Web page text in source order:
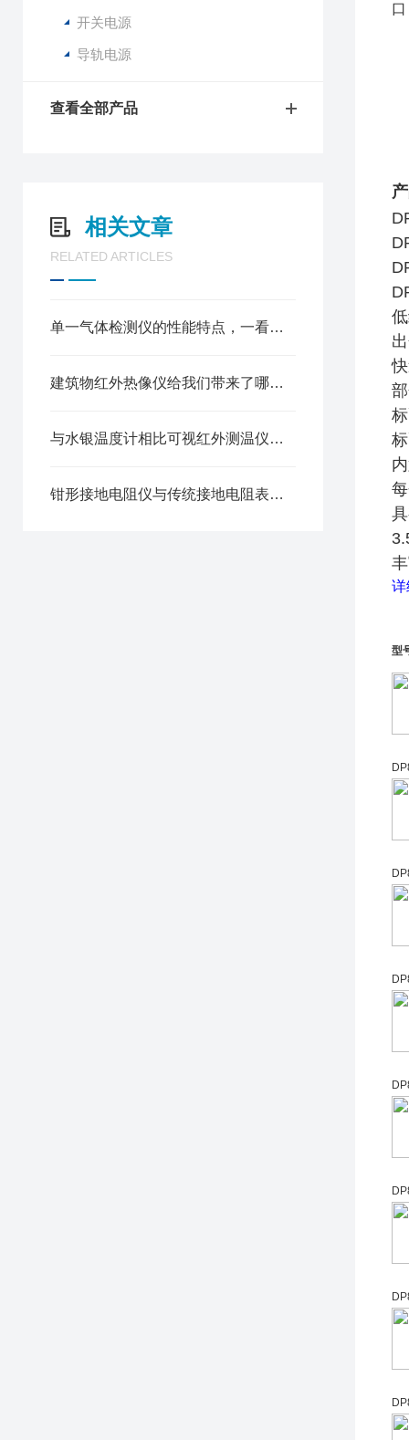
开关电源
导轨电源
查看全部产品
相关文章
RELATED ARTICLES
单一气体检测仪的性能特点，一看便知
建筑物红外热像仪给我们带来了哪些帮助？
与水银温度计相比可视红外测温仪非常安全和卫生
钳形接地电阻仪与传统接地电阻表的区别
详
型